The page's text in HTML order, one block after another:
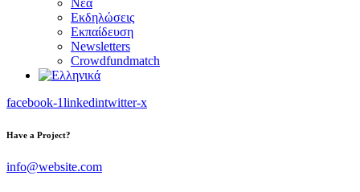
Νέα
Εκδηλώσεις
Εκπαίδευση
Newsletters
Crowdfundmatch
facebook-1linkedintwitter-x
Have a Project?
info@website.com